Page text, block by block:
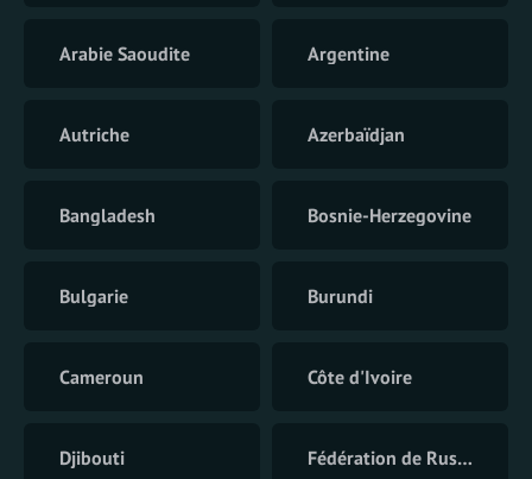
Arabie Saoudite Argentine
Autriche Azerbaïdjan
Bangladesh Bosnie-Herzegovine
Bulgarie Burundi
Cameroun Côte d'Ivoire
Djibouti Fédération de Russie